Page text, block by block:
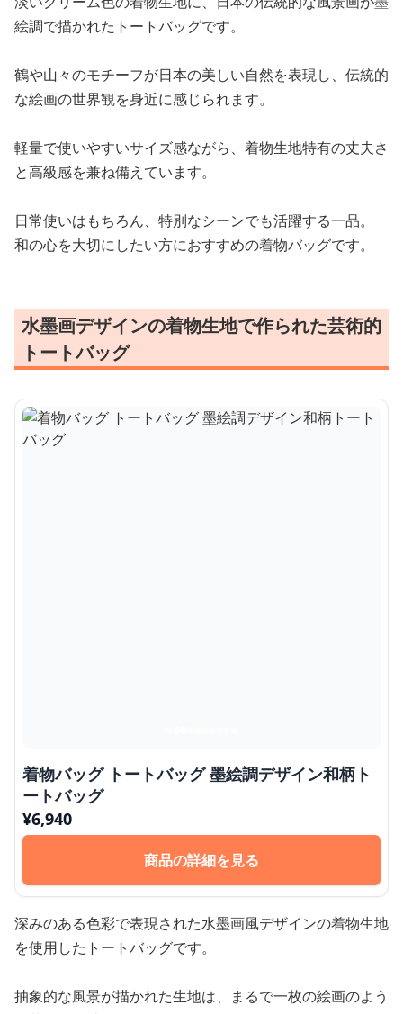
絵調で描かれたトートバッグです。
鶴や山々のモチーフが日本の美しい自然を表現し、伝統的
な絵画の世界観を身近に感じられます。
軽量で使いやすいサイズ感ながら、着物生地特有の丈夫さ
と高級感を兼ね備えています。
日常使いはもちろん、特別なシーンでも活躍する一品。
和の心を大切にしたい方におすすめの着物バッグです。
水墨画デザインの着物生地で作られた芸術的
トートバッグ
着物バッグ トートバッグ 墨絵調デザイン和柄ト
ートバッグ
¥6,940
商品の詳細を見る
深みのある色彩で表現された水墨画風デザインの着物生地
を使用したトートバッグです。
抽象的な風景が描かれた生地は、まるで一枚の絵画のよう